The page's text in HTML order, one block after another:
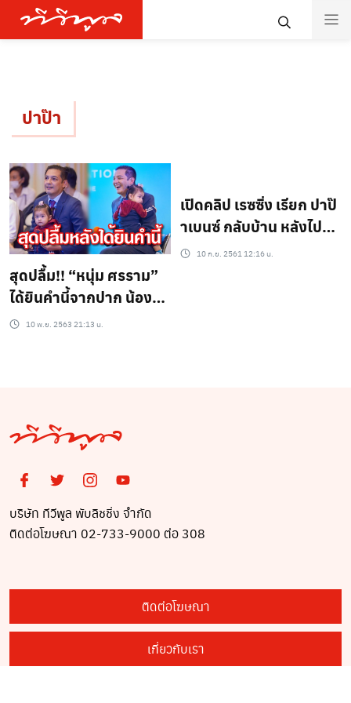
ปาป๊า
สุดปลื้ม!! “หนุ่ม ศรราม”
ได้ยินคำนี้จากปาก น้องวีจิ
ครั้งแรก ทำเอาใจชื้นสุดๆ
10 พ.ย. 2563 21:13 น.
เปิดคลิป เรซซิ่ง เรียก ปาป๊
าเบนซ์ กลับบ้าน หลังไป
ต่างจังหวัด
10 ก.ย. 2561 12:16 น.
บริษัท ทีวีพูล พับลิชชิ่ง จำกัด
ติดต่อโฆษณา 02-733-9000 ต่อ 308
ติดต่อโฆษณา
เกี่ยวกับเรา